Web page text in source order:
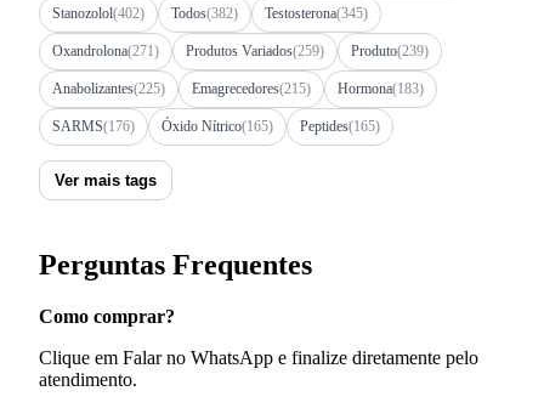
Stanozolol(402) Todos(382) Testosterona(345)
Oxandrolona(271) Produtos Variados(259) Produto(239)
Anabolizantes(225) Emagrecedores(215) Hormona(183)
SARMS(176) Óxido Nítrico(165) Peptides(165)
Ver mais tags
Perguntas Frequentes
Como comprar?
Clique em Falar no WhatsApp e finalize diretamente pelo
atendimento.